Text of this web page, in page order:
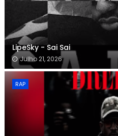
LipeSky - Sai Sai
Julho 21, 2026
RAP